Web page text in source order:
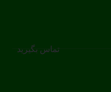
تماس بگیرید